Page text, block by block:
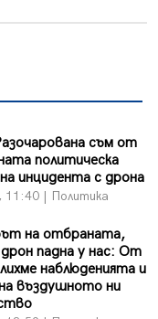
съм от
политическа
инцидента с дрона
11:40 | Политика
на отбраната,
падна у нас: От
наблюденията и
въздушното ни